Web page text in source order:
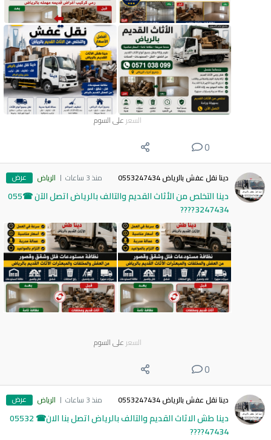
السعر على السوم
0
دينا نقل عفش بالرياض 0553247434 منذ 3 ساعات الرياض عرض
دينا التخلص من الأثاث القديم والتالف بالرياض اتصل الآن ☎055
3247434????
السعر على السوم
0
دينا نقل عفش بالرياض 0553247434 منذ 3 ساعات الرياض عرض
دينا طش الاثاث القديم والتالف بالرياض اتصل بنا الان☎ 05532
47434????